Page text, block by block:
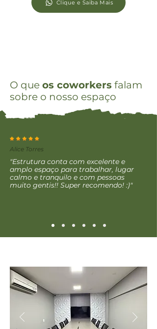
Clique e Saiba Mais
O que os coworkers falam
sobre o nosso espaço
Alice Torres
"Estrutura conta com excelente e
amplo espaço para trabalhar, lugar
calmo e tranquilo e com pessoas
muito gentis!! Super recomendo! :)"